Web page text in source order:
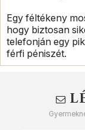
Egy féltékeny
hogy biztosan
telefonján egy
férfi péniszét.